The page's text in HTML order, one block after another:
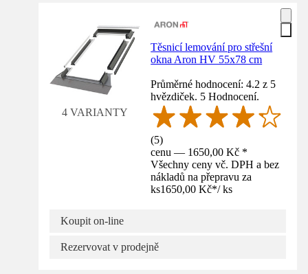
4 VARIANTY
Těsnicí lemování pro střešní
okna Aron HV 55x78 cm
Průměrné hodnocení: 4.2 z 5
hvězdiček. 5 Hodnocení.
(5)
cenu — 1650,00 Kč *
Všechny ceny vč. DPH a bez
nákladů na přepravu za
ks1650,00 Kč*/ ks
Koupit on-line
Rezervovat v prodejně